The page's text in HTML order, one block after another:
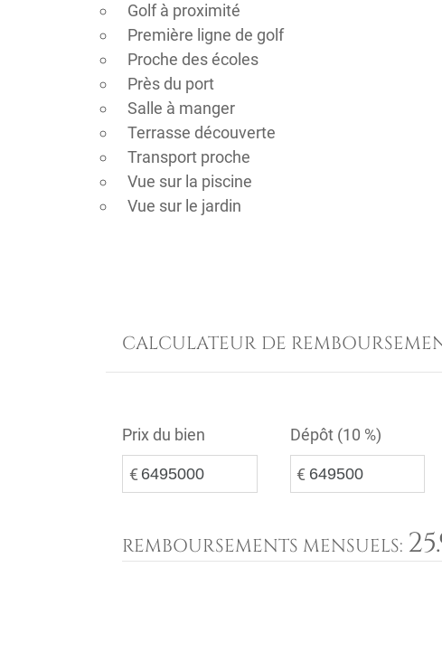
Golf à proximité
Première ligne de golf
Proche des écoles
Près du port
Salle à manger
Terrasse découverte
Transport proche
Vue sur la piscine
Vue sur le jardin
CALCULATEUR DE
Prix du bien
€
Dépôt (10 %)
€
REMBOURSEMENTS MENSUELS: